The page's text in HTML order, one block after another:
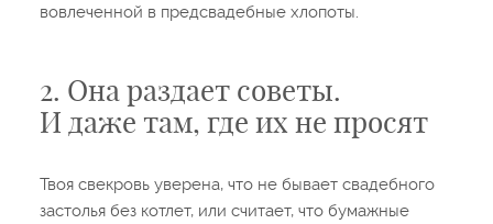
вовлеченной в предсвадебные хлопоты.
2. Она раздает советы.
И даже там, где их не просят
Твоя свекровь уверена, что не бывает свадебного
застолья без котлет, или считает, что бумажные